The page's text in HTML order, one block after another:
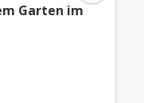
Garten im